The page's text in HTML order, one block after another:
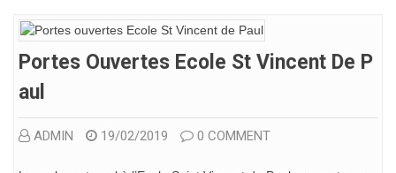
Portes Ouvertes Ecole St Vincent De P
Aul
ADMIN 19/02/2019 0 COMMENT